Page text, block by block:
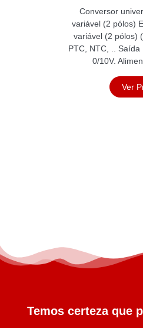
Conversor
variável (2 pólos)
variável (2 pólos)
PTC, NTC, ..
0/10V.
Ver
Temos certeza que